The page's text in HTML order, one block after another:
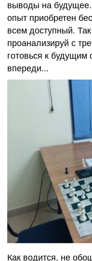
выводы на будущее.
опыт приобретен
всем доступный.
проанализируй с
готовься к будущим
впереди...
Как водится, не